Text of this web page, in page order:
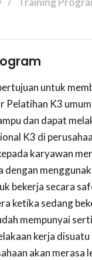
untuk
Pelatihan K3
dan dapat
K3 di
karyawan
dengan
bekerja secara
ketika sedang
mempunyai
kerja disuatu
akan merasa